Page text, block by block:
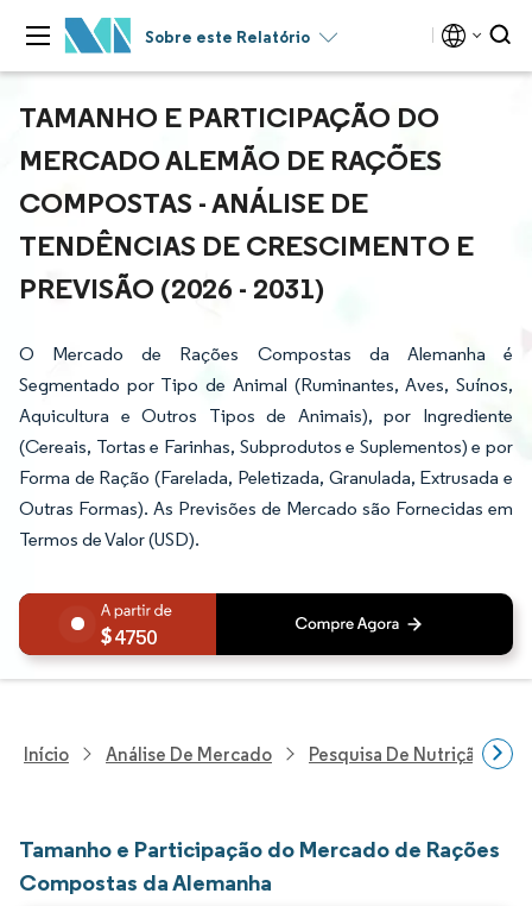
Sobre este Relatório
TAMANHO E PARTICIPAÇÃO DO
MERCADO ALEMÃO DE RAÇÕES
COMPOSTAS - ANÁLISE DE
TENDÊNCIAS DE CRESCIMENTO E
PREVISÃO (2026 - 2031)
O Mercado de Rações Compostas da Alemanha é
Segmentado por Tipo de Animal (Ruminantes, Aves, Suínos,
Aquicultura e Outros Tipos de Animais), por Ingrediente
(Cereais, Tortas e Farinhas, Subprodutos e Suplementos) e por
Forma de Ração (Farelada, Peletizada, Granulada, Extrusada e
Outras Formas). As Previsões de Mercado são Fornecidas em
Termos de Valor (USD).
4750
Início Análise De Mercado Pesquisa De Nutrição E
Tamanho e Participação do Mercado de Rações
Compostas da Alemanha